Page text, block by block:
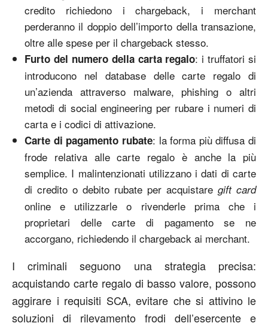
credito richiedono i chargeback, i merchant
perderanno il doppio dell’importo della transazione,
oltre alle spese per il chargeback stesso.
Furto del numero della carta regalo: i truffatori si
introducono nel database delle carte regalo di
un’azienda attraverso malware, phishing o altri
metodi di social engineering per rubare i numeri di
carta e i codici di attivazione.
Carte di pagamento rubate: la forma più diffusa di
frode relativa alle carte regalo è anche la più
semplice. I malintenzionati utilizzano i dati di carte
di credito o debito rubate per acquistare gift card
online e utilizzarle o rivenderle prima che i
proprietari delle carte di pagamento se ne
accorgano, richiedendo il chargeback ai merchant.
I criminali seguono una strategia precisa:
acquistando carte regalo di basso valore, possono
aggirare i requisiti SCA, evitare che si attivino le
soluzioni di rilevamento frodi dell’esercente e